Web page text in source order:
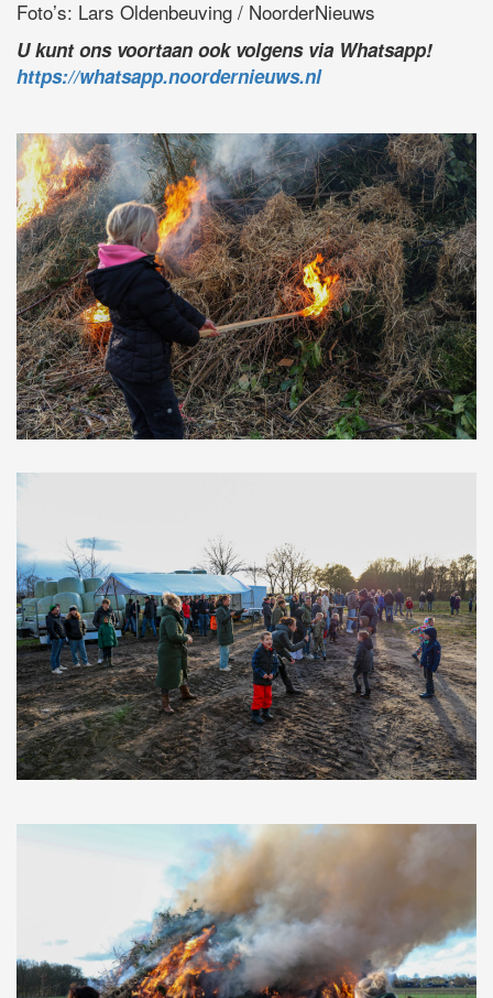
Foto’s: Lars Oldenbeuving / NoorderNieuws
U kunt ons voortaan ook volgens via Whatsapp!
https://whatsapp.noordernieuws.nl